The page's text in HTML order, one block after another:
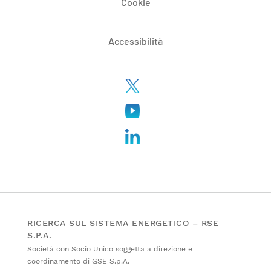
Accessibilità
RICERCA SUL SISTEMA ENERGETICO – RSE
S.P.A.
Società con Socio Unico soggetta a direzione e
coordinamento di GSE S.p.A.